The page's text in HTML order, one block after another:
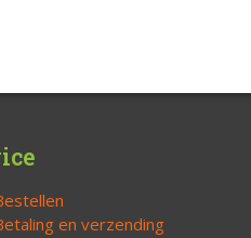
en verzending